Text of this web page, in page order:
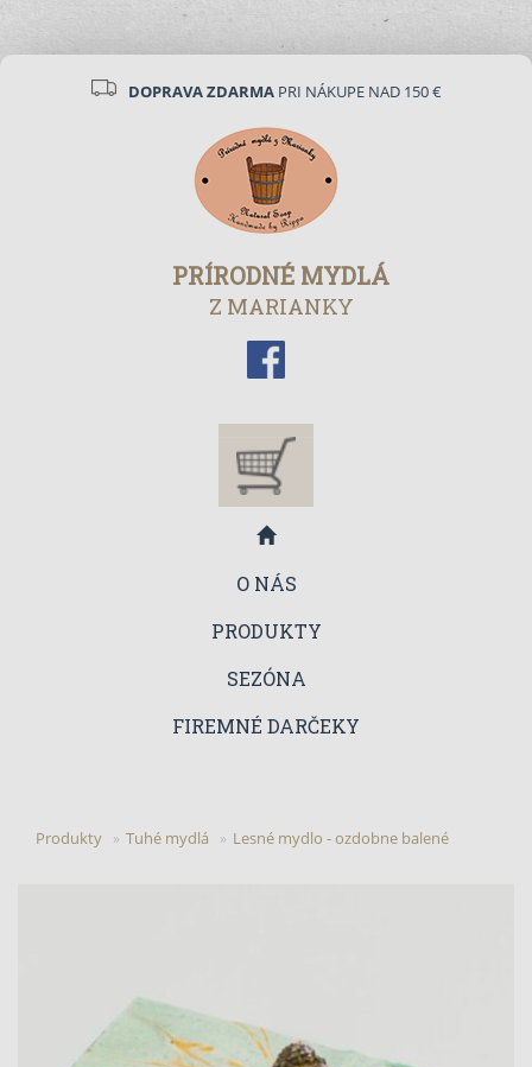
DOPRAVA ZDARMAPRI NÁKUPE NAD 150 €
PRÍRODNÉ MYDLÁ
Z MARIANKY
O NÁS
PRODUKTY
SEZÓNA
FIREMNÉ DARČEKY
Produkty Tuhé mydlá Lesné mydlo - ozdobne balené